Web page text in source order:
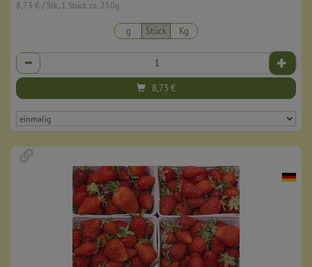
8,73 € / Stk, 1 Stück ca. 250g
g Stück Kg
Anzahl
8,73 €